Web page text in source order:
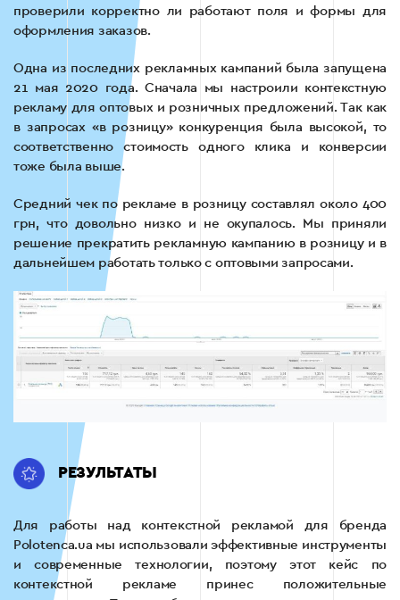
проверили корректно ли работают поля и формы для
оформления заказов.
Одна из последних рекламных кампаний была запущена
21 мая 2020 года. Сначала мы настроили контекстную
рекламу для оптовых и розничных предложений. Так как
в запросах «в розницу» конкуренция была высокой, то
соответственно стоимость одного клика и конверсии
тоже была выше.
Средний чек по рекламе в розницу составлял около 400
грн, что довольно низко и не окупалось. Мы приняли
решение прекратить рекламную кампанию в розницу и в
дальнейшем работать только с оптовыми запросами.
РЕЗУЛЬТАТЫ
Для работы над контекстной рекламой для бренда
Polotenca.ua мы использовали эффективные инструменты
и современные технологии, поэтому этот кейс по
контекстной рекламе принес положительные